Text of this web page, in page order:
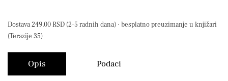
Dostava 249,00 RSD (2–5 radnih dana) · besplatno preuzimanje u knjižari
(Terazije 35)
Opis Podaci